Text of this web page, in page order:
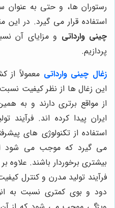
رستوران ها، و حتی به
استفاده قرار می گیرد. در این
چینی وارداتی و مزایای آن
پردازیم.
زغال چینی وارداتی معمولاً از
این زغال ها از نظر کیفیت
از مواقع برتری دارند و به
ایران پیدا کرده اند. فرآیند
استفاده از تکنولوژی های
می گیرد که موجب می شود
بیشتری برخوردار باشند. علاوه
فرآیند تولید مدرن و کنترل
دود و بوی کمتری نسبت به